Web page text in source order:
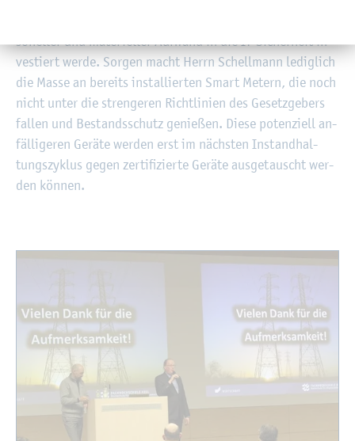
so­nel­ler und ma­te­ri­el­ler Auf­wand in die IT-Si­cher­heit in­
ves­tiert werde. Sor­gen macht Herrn Schell­mann le­dig­lich
die Masse an be­reits in­stal­lier­ten Smart Me­tern, die noch
nicht unter die stren­ge­ren Richt­li­ni­en des Ge­setz­ge­bers
fal­len und Be­stands­schutz ge­nie­ßen. Diese po­ten­zi­ell an­
fäl­li­ge­ren Ge­rä­te wer­den erst im nächs­ten In­stand­hal­
tungs­zy­klus gegen zer­ti­fi­zier­te Ge­rä­te aus­ge­tauscht wer­
den kön­nen.